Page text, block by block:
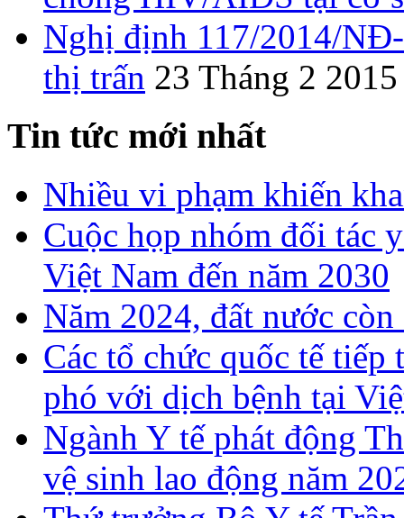
Nghị định 117/2014/
thị trấn 23 Tháng 2 2015
Tin tức mới nhất
Nhiều vi phạm khiến
Cuộc họp nhóm đối tác
Việt Nam đến năm 2030
Năm 2024, đất nước
Các tổ chức quốc tế
phó với dịch bệnh tại
Ngành Y tế phát động
vệ sinh lao động năm